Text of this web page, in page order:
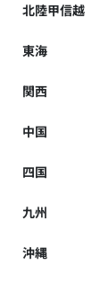
北陸甲信越
東海
関西
中国
四国
九州
沖縄